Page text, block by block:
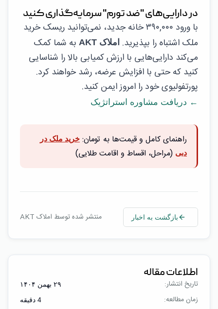
در دارایی‌های "ضد تورم" سرمایه‌گذاری کنید
با ورود ۳۹۰,۰۰۰ خانه جدید، نمی‌توانید ریسک خرید
ملک اشتباه را بپذیرید. املاک AKT
به شما کمک
می‌کند دارایی‌هایی با ارزش کمیابی بالا را شناسایی
کنید که حتی با افزایش عرضه، رشد خواهند کرد.
پورتفولیوی خود را امروز ایمن کنید.
← دریافت مشاوره استراتژیک
راهنمای کامل و قیمت‌ها به تومان: خرید ملک در
دبی (مراحل، اقساط و اقامت طلایی)
بازگشت به اخبار منتشر شده توسط املاک AKT
اطلاعات مقاله
تاریخ انتشار: ۲۹ بهمن ۱۴۰۴
زمان مطالعه: 4 دقیقه